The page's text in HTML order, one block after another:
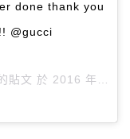
done thank you
@gucci
貼文 於 2016 年 10月 月 27 9:25上午 PDT